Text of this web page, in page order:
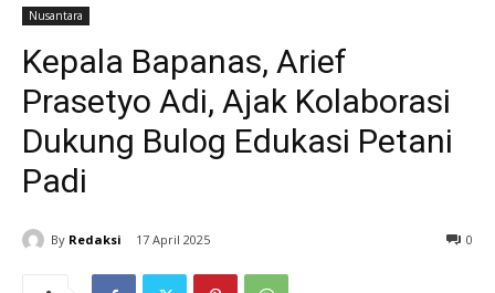
Nusantara
Kepala Bapanas, Arief
Prasetyo Adi, Ajak Kolaborasi
Dukung Bulog Edukasi Petani
Padi
By Redaksi 17 April 2025 0